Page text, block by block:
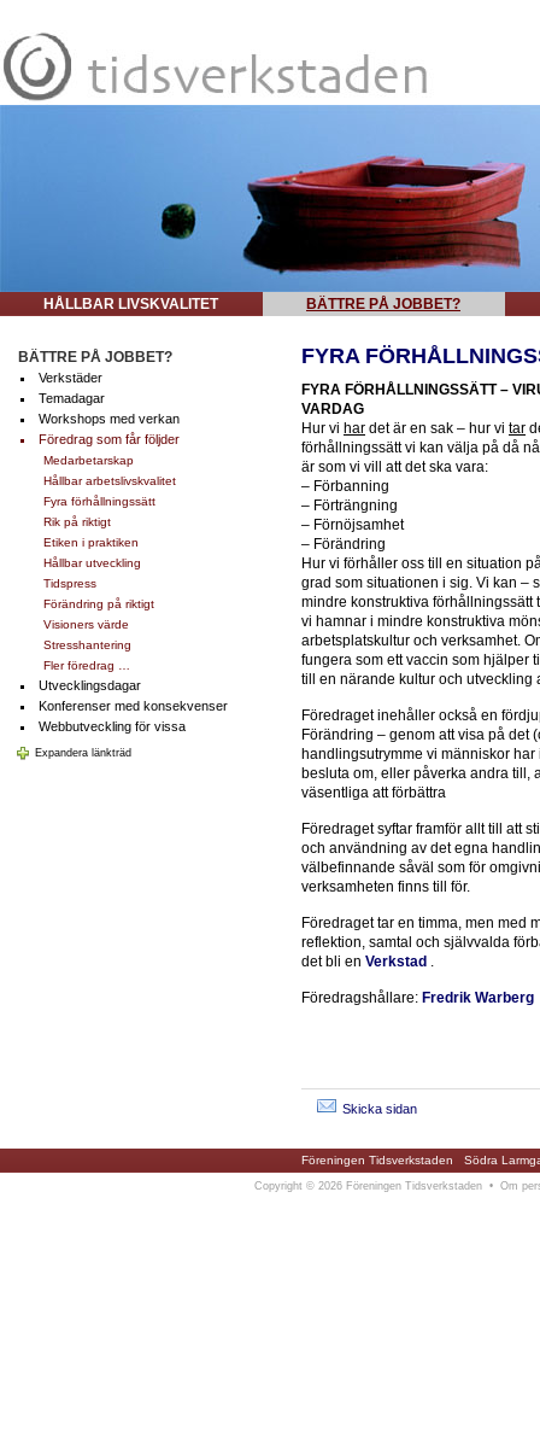
HÅLLBAR LIVSKVALITET BÄTTRE PÅ JOBBET?
BÄTTRE PÅ JOBBET?
Verkstäder
Temadagar
Workshops med verkan
Föredrag som får följder
Medarbetarskap
Hållbar arbetslivskvalitet
Fyra förhållningssätt
Rik på riktigt
Etiken i praktiken
Hållbar utveckling
Tidspress
Förändring på riktigt
Visioners värde
Stresshantering
Fler föredrag …
Utvecklingsdagar
Konferenser med konsekvenser
Webbutveckling för vissa
Expandera länkträd
FYRA
FYRA FÖRHÅLLNINGSSÄTT –
VARDAG
Hur vi har det är en sak – hur vi tar
förhållningssätt vi kan välja på då
är som vi vill att det ska vara:
– Förbanning
– Förträngning
– Förnöjsamhet
– Förändring
Hur vi förhåller oss till en situation
grad som situationen i sig. Vi kan –
mindre konstruktiva
vi hamnar i mindre konstruktiva
arbetsplatskultur och verksamhet.
fungera som ett vaccin som hjälper
till en närande kultur och utveckling
Föredraget inehåller också en
Förändring – genom att visa på det
handlingsutrymme vi människor
besluta om, eller påverka andra till,
väsentliga att förbättra
Föredraget syftar framför allt till att
och användning av det egna
välbefinnande såväl som för
verksamheten finns till för.
Föredraget tar en timma, men med
reflektion, samtal och självvalda
det bli en Verkstad .
Föredragshållare: Fredrik Warberg
Skicka sidan
Föreningen Tidsverkstaden Södra
Copyright © 2026 Föreningen Tidsverkstaden • Om